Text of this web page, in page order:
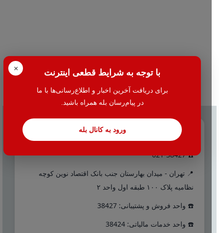
× با توجه به شرایط قطعی اینترنت
برای دریافت آخرین اخبار و اطلاع‌رسانی‌ها با ما
در پیام‌رسان بله همراه باشید.
ورود به کانال بله تماس با ما
☎️ 021-38427
📍 تهران - میدان بهارستان جنب بانک اقتصاد نوین کوچه
نظامیه پلاک ۱۰۰ طبقه اول واحد ۲
☎️ واحد فروش و پشتیبانی: 38427
☎️ واحد خدمات مالیاتی: 38424